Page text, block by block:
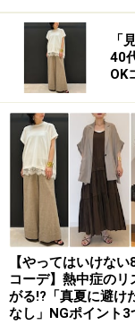
カラバリはオフ
クの計4色。カ
で揃えたくなるア
ふんわりシ
楽しめる
「
40
OK
【やってはいけな
コーデ】熱中症のリ
がる!?「真夏に避け
なし」NGポイント3